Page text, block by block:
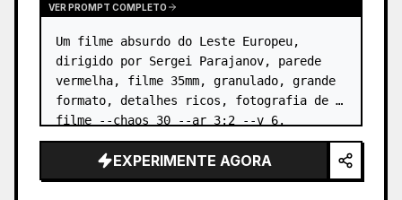
VER PROMPT COMPLETO
Um filme absurdo do Leste Europeu,
dirigido por Sergei Parajanov, parede
vermelha, filme 35mm, granulado, grande
formato, detalhes ricos, fotografia de
filme --chaos 30 --ar 3:2 --v 6.
EXPERIMENTE AGORA